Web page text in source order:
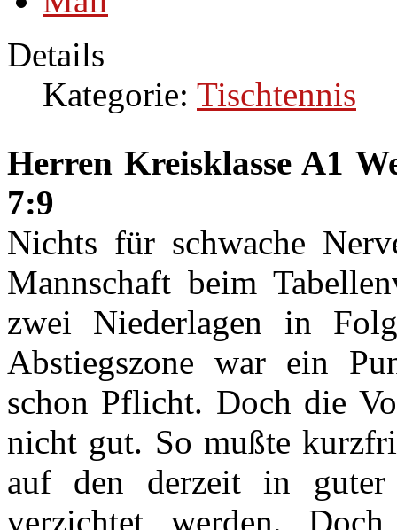
Details
Kategorie: Tischtennis
Herren Kreisklasse A1
7:9
Nichts für schwache
Mannschaft beim
zwei Niederlagen in
Abstiegszone war ein
schon Pflicht. Doch die
nicht gut. So mußte
auf den derzeit in guter
verzichtet werden.